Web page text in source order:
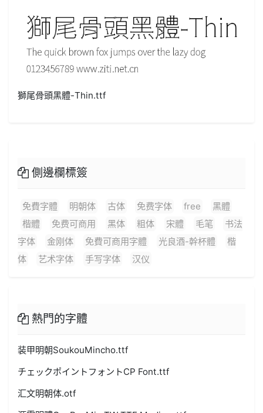
獅尾骨頭黑體-Thin.ttf
側邊欄標簽
免費字體 明朝体 古体 免费字体 free
黑體
楷體
免费可商用 黑体 粗体 宋體 毛笔
书法
字体
金刚体 免費可商用字體 光良酒-幹杯體
楷
体
艺术字体 手写字体 汉仪
熱門的字體
装甲明朝SoukouMincho.ttf
チェックポイントフォントCP Font.ttf
汇文明朝体.otf